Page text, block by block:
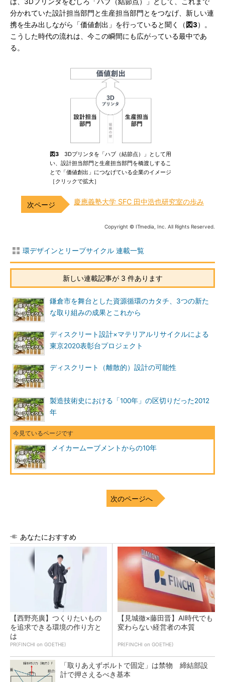
分かれていた設計担当部門と生産担当部門とをつなげ、新しい連
携を生み出しながら「価値創出」を行っていると聞く（ 図3）。
こうした時代の流れは、今この瞬間にも広がっている最中であ
る。
図3 3Dプリンタを「ハブ（結節点）」として用
い、設計担当部門と生産担当部門を橋渡しするこ
とで「価値創出」につなげている企業のイメージ
［クリックで拡大］
慶應義塾大学 SFC 田中浩也研究室の歩み
Copyright © ITmedia, Inc. All Rights Reserved.
環デザインとリープサイクル 連載一覧
新しい連載記事が 3 件あります
鎌倉市を舞台とした資源循環のカタチ、3つの新た
な取り組みの成果とこれから
ディスクリート設計×マテリアルリサイクルによる
東京2020表彰台プロジェクト
ディスクリート（離散的）設計の可能性
製造技術史における「100年」の区切りだった2012
年
メイカームーブメントからの10年
次のページへ
あなたにおすすめ
【西野亮廣】つくりたいもの
を追求できる環境の作り方と
は
PR(FINCHI on GOETHE)
【見城徹×藤田晋】AI時代でも
変わらない経営者の本質
PR(FINCHI on GOETHE)
「取りあえずボルトで固定」は禁物 締結部設
計で押さえるべき基本